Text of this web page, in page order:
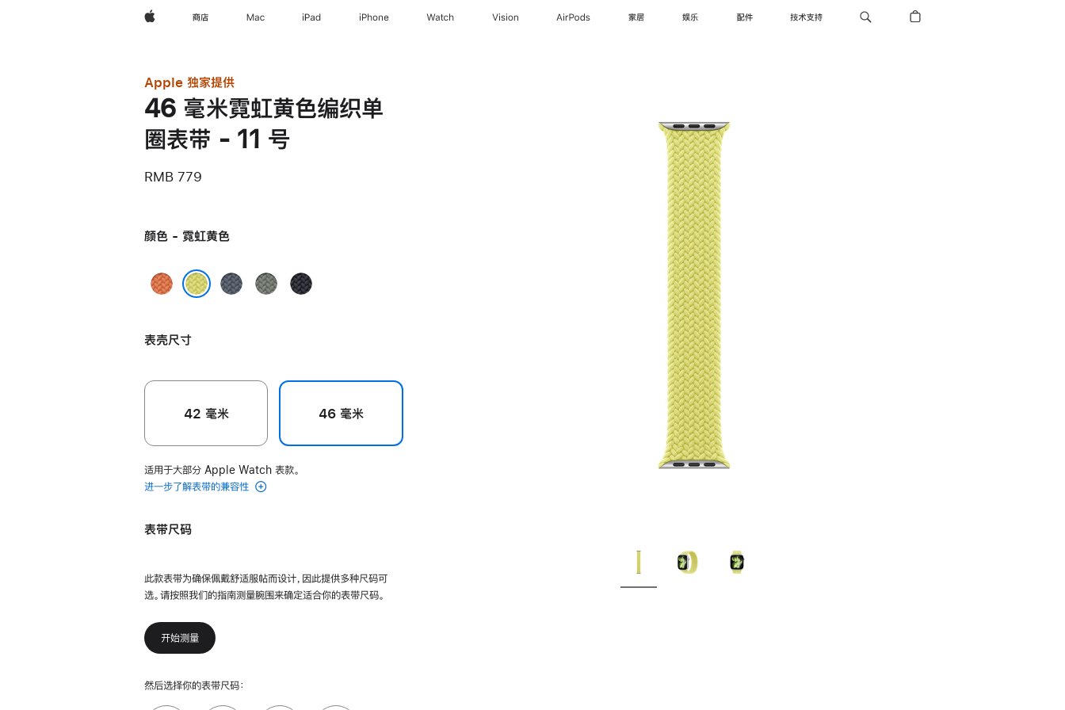
Apple 商店 Mac iPad iPhone Watch Vision AirPods 家居 娱乐 配件 技术支持
Apple 独家提供
46 毫米霓虹黄色编织单
圈表带 - 11 号
RMB 779
颜色 - 霓虹黄色
姜
色
铁
灰
午
表壳尺寸
42 毫米 46 毫米
适用于大部分 Apple Watch 表款。
进一步了解表带的兼容性
表带尺码
此款表带为确保佩戴舒适服帖而设计，因此提供多种尺码可
选。请按照我们的指南测量腕围来确定适合你的表带尺码。
开始测量
然后选择你的表带尺码：